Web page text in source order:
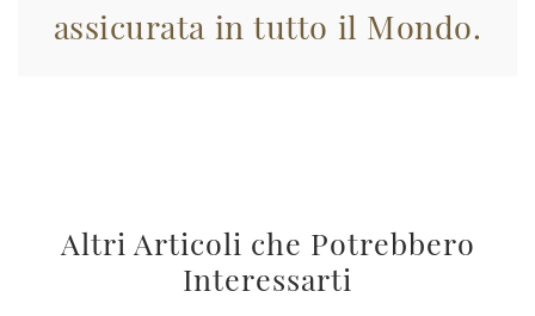
assicurata in tutto il Mondo.
Altri Articoli che Potrebbero
Interessarti